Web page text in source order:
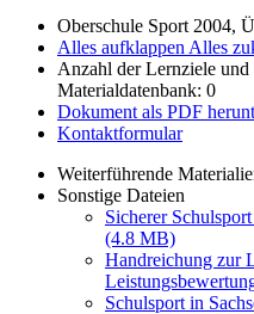
Oberschule Sport 2004,
Alles aufklappen Alles
Anzahl der Lernziele
Materialdatenbank: 0
Dokument als PDF
Kontaktformular
Weiterführende
Sonstige Dateien
Sicherer
(4.8 MB)
Handreichung zur
Schulsport in